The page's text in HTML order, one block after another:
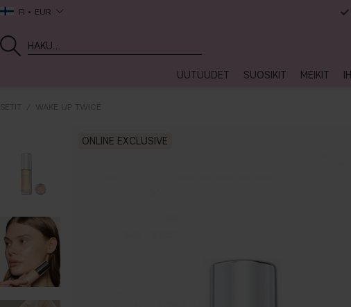
FI EUR
UUTUUDET SUOSIKIT MEIKIT
SETIT WAKE UP TWICE
ONLINE EXCLUSIVE